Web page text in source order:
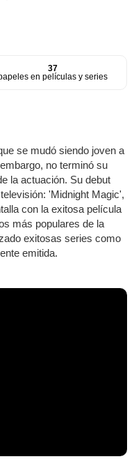
37
en películas y series
se mudó siendo joven a
no terminó su
la actuación. Su debut
'Midnight Magic',
con la exitosa película
más populares de la
exitosas series como
emitida.